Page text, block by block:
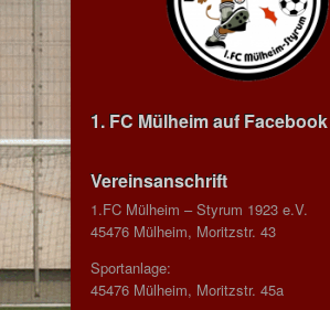
1. FC Mülheim auf Facebook
Vereinsanschrift
1.FC Mülheim – Styrum 1923 e.V.
45476 Mülheim, Moritzstr. 43
Sportanlage:
45476 Mülheim, Moritzstr. 45a